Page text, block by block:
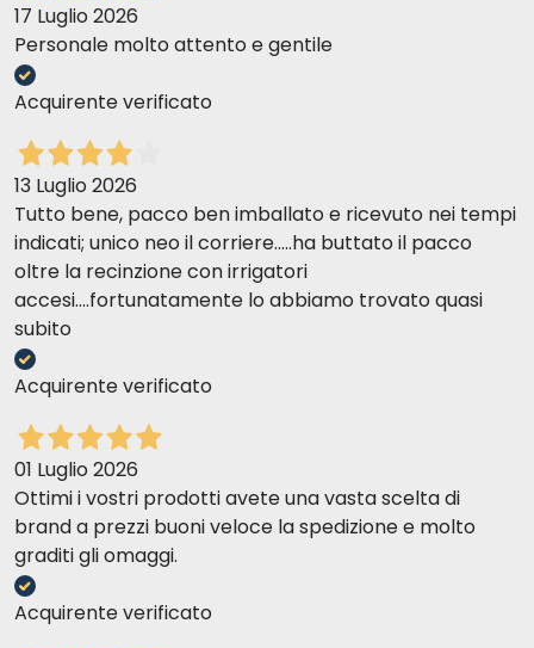
17 Luglio 2026
Personale molto attento e gentile
Acquirente verificato
13 Luglio 2026
Tutto bene, pacco ben imballato e ricevuto nei tempi
indicati; unico neo il corriere.....ha buttato il pacco
oltre la recinzione con irrigatori
accesi....fortunatamente lo abbiamo trovato quasi
subito
Acquirente verificato
01 Luglio 2026
Ottimi i vostri prodotti avete una vasta scelta di
brand a prezzi buoni veloce la spedizione e molto
graditi gli omaggi.
Acquirente verificato